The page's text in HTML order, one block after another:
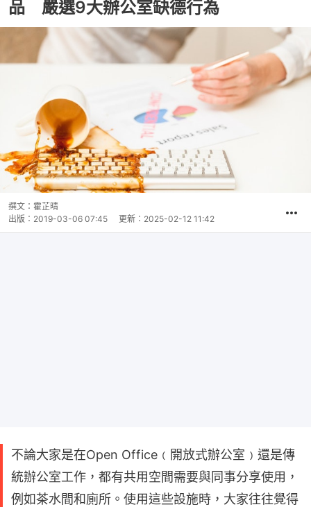
品 嚴選9大辦公室缺德行為
撰文： 霍芷晴
出版： 2019-03-06 07:45 更新： 2025-02-12 11:42
不論大家是在Open Office﹙開放式辦公室﹚還是傳
統辦公室工作，都有共用空間需要與同事分享使用，
例如茶水間和廁所。使用這些設施時，大家往往覺得